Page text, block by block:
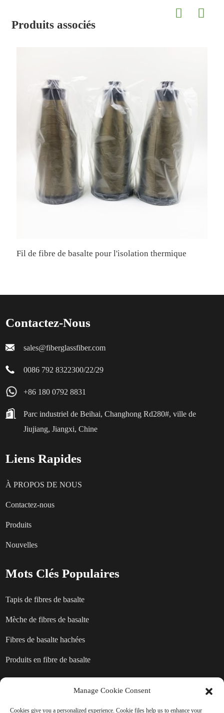
Produits associés
Fil de fibre de basalte pour l'isolation thermique
Contactez-Nous
sales@fiberglassfiber.com
0086 792 8322300/22/29
+86 180 0792 8831
Parc industriel de Beihai, Changhong Rd280#, ville de
Jiujiang, Jiangxi, Chine
Liens Rapides
À PROPOS DE NOUS
Contactez-nous
Produits
Nouvelles
Mots Clés Populaires
Tapis de fibres de basalte
Mèche de fibres de basalte
Fibres de basalte hachées
Produits en fibre de basalte
Manage Cookie Consent
Cookies give you a personalized experience. Cookie files help us to enhance your